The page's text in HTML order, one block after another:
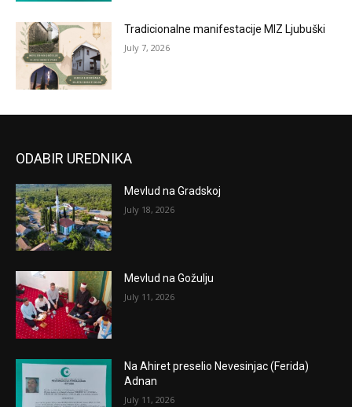
Tradicionalne manifestacije MIZ Ljubuški
July 7, 2026
ODABIR UREDNIKA
Mevlud na Gradskoj
July 18, 2026
Mevlud na Gožulju
July 11, 2026
Na Ahiret preselio Nevesinjac (Ferida)
Adnan
July 11, 2026